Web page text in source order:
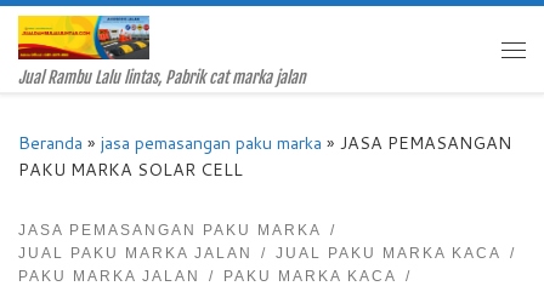
Skip to content
Jual Rambu Lalu lintas, Pabrik cat marka jalan
Beranda » jasa pemasangan paku marka » JASA PEMASANGAN
PAKU MARKA SOLAR CELL
JASA PEMASANGAN PAKU MARKA
JUAL PAKU MARKA JALAN
JUAL PAKU MARKA KACA
PAKU MARKA JALAN
PAKU MARKA KACA